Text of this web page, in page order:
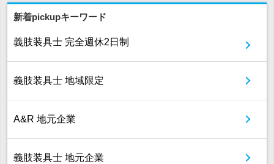
新着pickupキーワード
義肢装具士 完全週休2日制
義肢装具士 地域限定
A&R 地元企業
義肢装具士 地元企業